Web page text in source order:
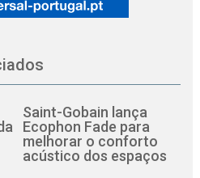
Saint-Gobain lança
Ecophon Fade para
melhorar o conforto
acústico dos espaços